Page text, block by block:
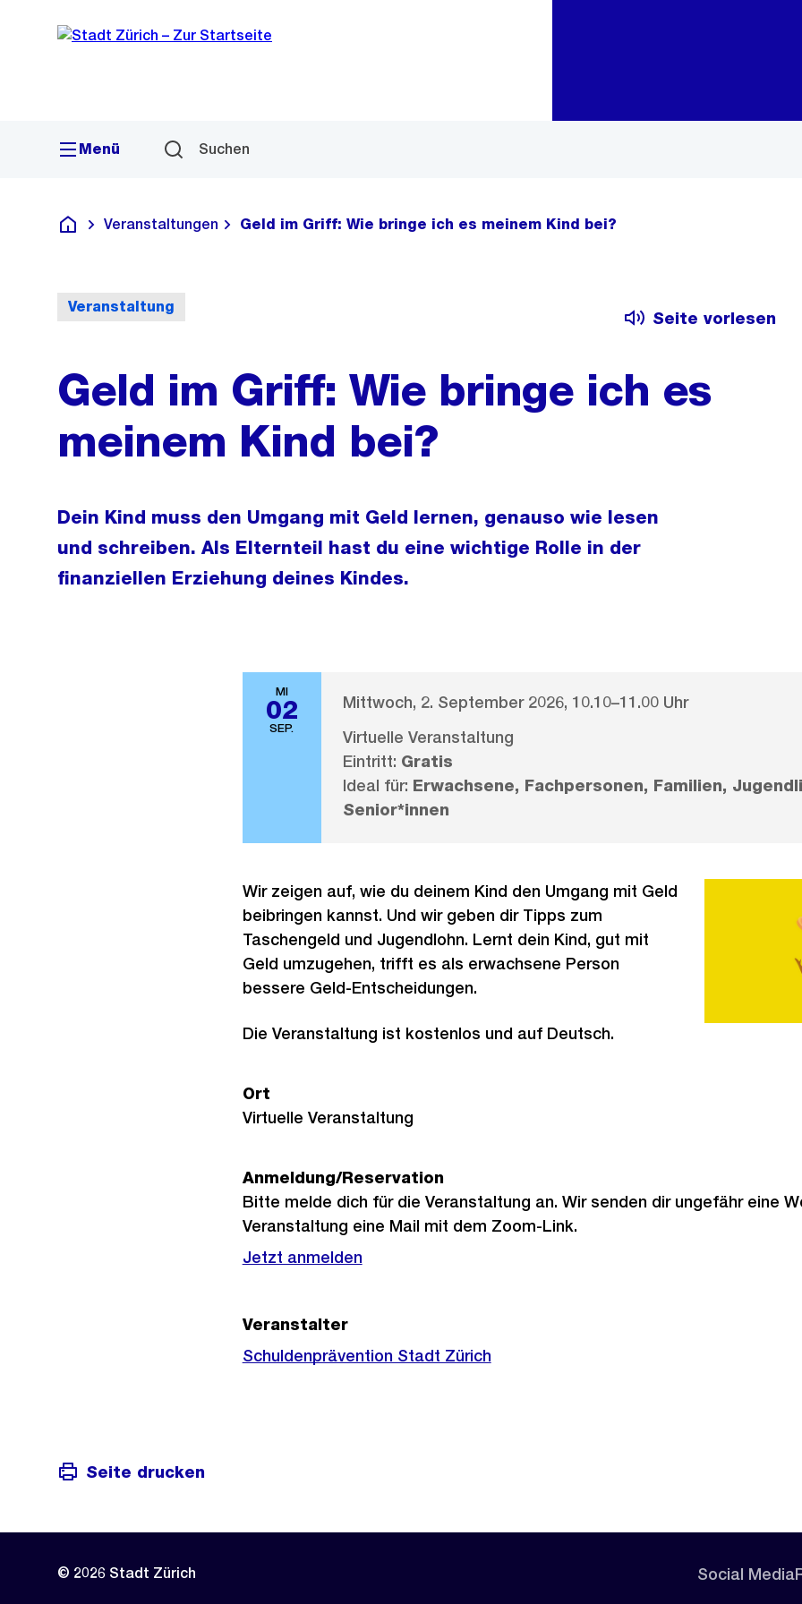
Navigation
Sprunglink
Menü Suchen
Deutsch
Veranstaltungen Geld im Griff: Wie bringe ich es meinem Kind bei?
Veranstaltung
Seite vorlesen
Geld im Griff: Wie bringe ich es
meinem Kind bei?
Dein Kind muss den Umgang mit Geld lernen, genauso wie lesen
und schreiben. Als Elternteil hast du eine wichtige Rolle in der
finanziellen Erziehung deines Kindes.
MI
02
SEP.
Mittwoch, 2. September 2026, 10.10–11.00 Uhr
Virtuelle Veranstaltung
Eintritt: Gratis
Ideal für: Erwachsene, Fachpersonen, Familien,
Senior*innen
Wir zeigen auf, wie du deinem Kind den Umgang mit Geld
beibringen kannst. Und wir geben dir Tipps zum
Taschengeld und Jugendlohn. Lernt dein Kind, gut mit
Geld umzugehen, trifft es als erwachsene Person
bessere Geld-Entscheidungen.
Die Veranstaltung ist kostenlos und auf Deutsch.
Ort
Virtuelle Veranstaltung
Anmeldung/Reservation
Bitte melde dich für die Veranstaltung an. Wir senden dir ungefähr eine
Veranstaltung eine Mail mit dem Zoom-Link.
Jetzt anmelden
Veranstalter
Schuldenprävention Stadt Zürich
Seite drucken
© 2026 Stadt Zürich Social Media